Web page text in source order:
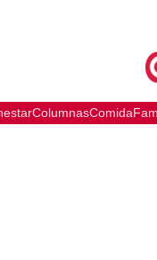
ColumnasComida